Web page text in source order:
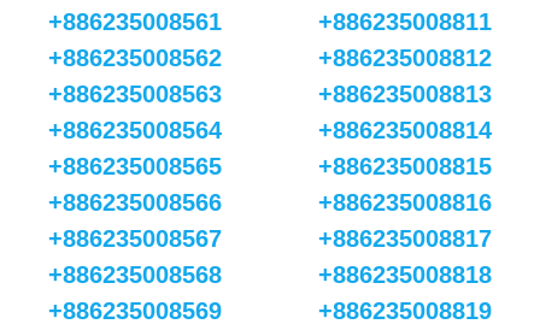
+886235008561
+886235008562
+886235008563
+886235008564
+886235008565
+886235008566
+886235008567
+886235008568
+886235008569
+886235008811
+886235008812
+886235008813
+886235008814
+886235008815
+886235008816
+886235008817
+886235008818
+886235008819